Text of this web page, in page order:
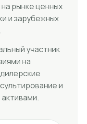
рынке ценных
и зарубежных
участник
на
и